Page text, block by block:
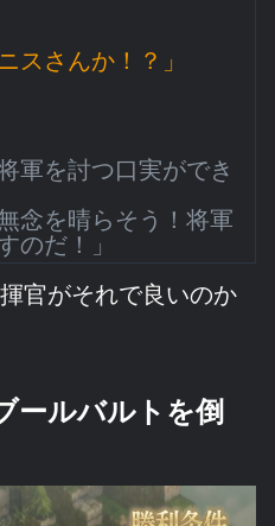
スさんか！？」
軍を討つ口実ができ
念を晴らそう！将軍
のだ！」
官がそれで良いのか
ールバルトを倒